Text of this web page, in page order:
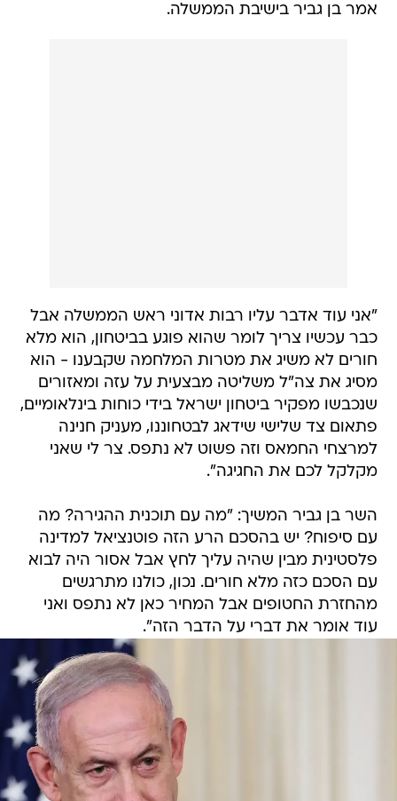
אמר בן גביר בישיבת הממשלה.
"אני עוד אדבר עליו רבות אדוני ראש הממשלה אבל
כבר עכשיו צריך לומר שהוא פוגע בביטחון, הוא מלא
חורים לא משיג את מטרות המלחמה שקבענו - הוא
מסיג את צה"ל משליטה מבצעית על עזה ומאזורים
שנכבשו מפקיר ביטחון ישראל בידי כוחות בינלאומיים,
פתאום צד שלישי שידאג לבטחוננו, מעניק חנינה
למרצחי החמאס וזה פשוט לא נתפס. צר לי שאני
מקלקל לכם את החגיגה".
השר בן גביר המשיך: "מה עם תוכנית ההגירה? מה
עם סיפוח? יש בהסכם הרע הזה פוטנציאל למדינה
פלסטינית מבין שהיה עליך לחץ אבל אסור היה לבוא
עם הסכם כזה מלא חורים. נכון, כולנו מתרגשים
מהחזרת החטופים אבל המחיר כאן לא נתפס ואני
עוד אומר את דברי על הדבר הזה".